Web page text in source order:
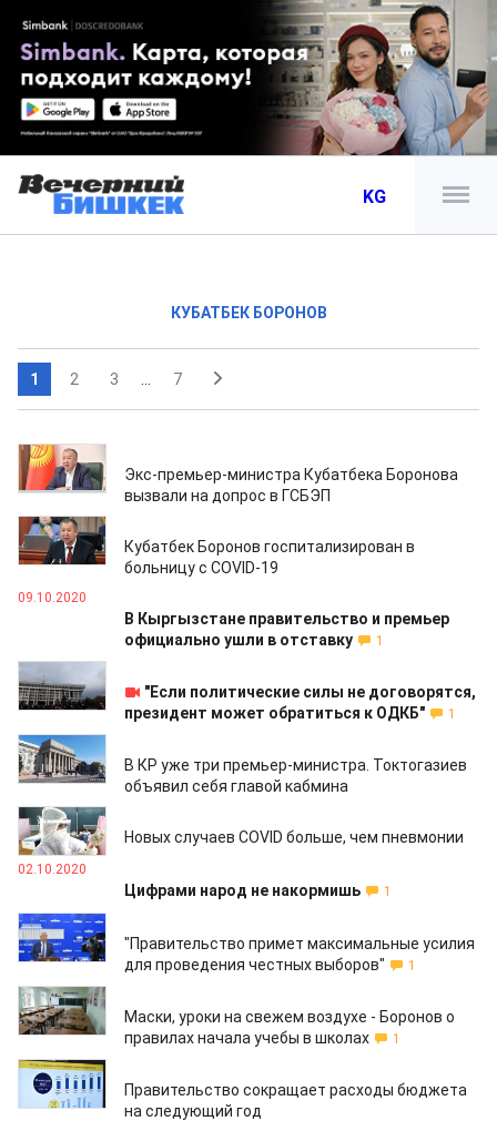
KG
КУБАТБЕК БОРОНОВ
1 2 3 7
11.01.2021
Экс-премьер-министра Кубатбека Боронова
вызвали на допрос в ГСБЭП
03.12.2020
Кубатбек Боронов госпитализирован в
больницу с COVID-19
09.10.2020
В Кыргызстане правительство и премьер
официально ушли в отставку
1
08.10.2020
"Если политические силы не договорятся,
президент может обратиться к ОДКБ"
1
07.10.2020
В КР уже три премьер-министра. Токтогазиев
объявил себя главой кабмина
05.10.2020
Новых случаев COVID больше, чем пневмонии
02.10.2020
Цифрами народ не накормишь
1
01.10.2020
"Правительство примет максимальные усилия
для проведения честных выборов"
1
01.10.2020
Маски, уроки на свежем воздухе - Боронов о
правилах начала учебы в школах
1
01.10.2020
Правительство сокращает расходы бюджета
на следующий год